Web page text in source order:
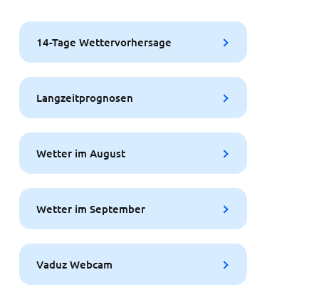
14-Tage Wettervorhersage
Langzeitprognosen
Wetter im August
Wetter im September
Vaduz Webcam